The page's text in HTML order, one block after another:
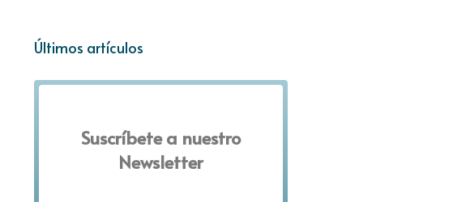
Últimos artículos
Suscríbete a nuestro
Newsletter